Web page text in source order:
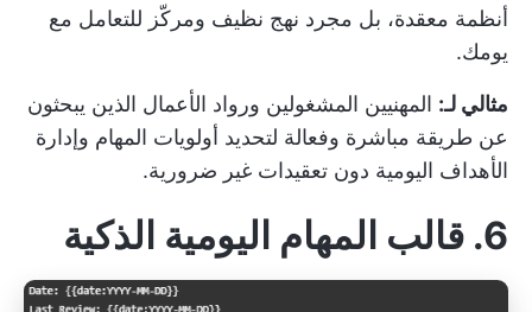
أنظمة معقدة، بل مجرد نهج نظيف ومركّز للتعامل مع
يومك.
مثالي لـ: المهنيين المشغولين ورواد الأعمال الذين يبحثون
عن طريقة مباشرة وفعالة لتحديد أولويات المهام وإدارة
الأهداف اليومية دون تعقيدات غير ضرورية.
6. قالب المهام اليومية الذكية